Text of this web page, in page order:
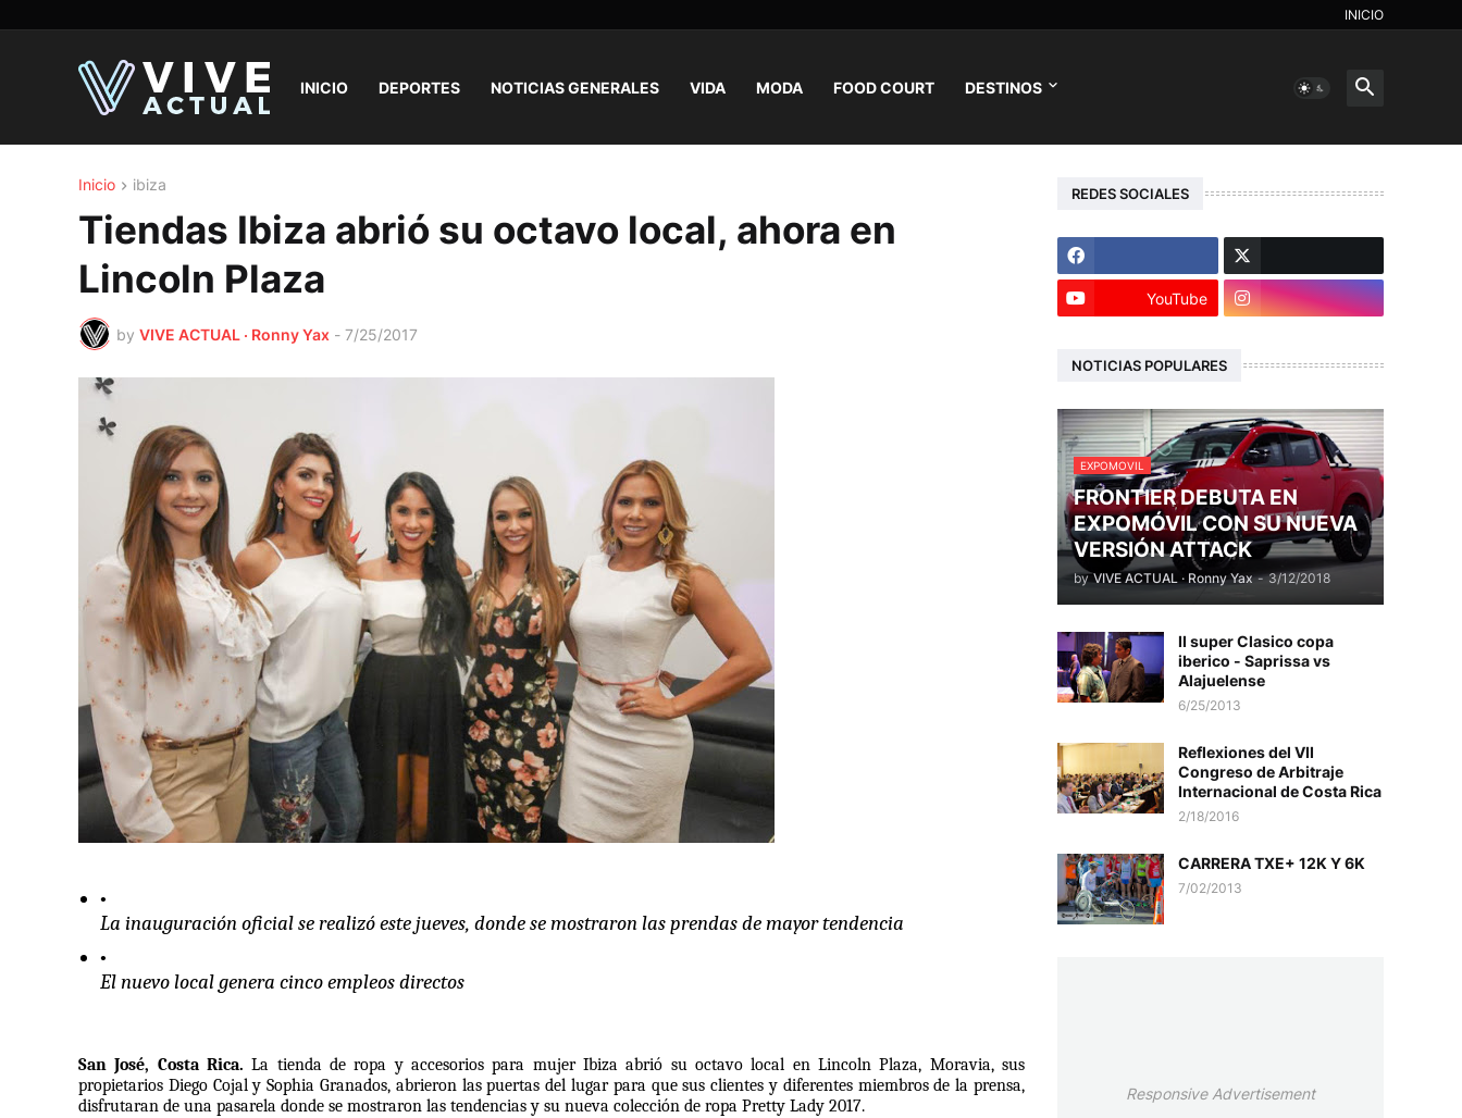
INICIO
INICIO DEPORTES NOTICIAS GENERALES VIDA MODA FOOD COURT DESTINOS
Inicio ibiza
Tiendas Ibiza abrió su octavo local, ahora en
Lincoln Plaza
by VIVE ACTUAL · Ronny Yax - 7/25/2017
La inauguración oficial se realizó este jueves, donde se mostraron las prendas de mayor tendencia
El nuevo local genera cinco empleos directos
San José, Costa Rica. La tienda de ropa y accesorios para mujer Ibiza abrió su octavo local en Lincoln Plaza, Moravia, sus
propietarios Diego Cojal y Sophia Granados, abrieron las puertas del lugar para que sus clientes y diferentes miembros de la prensa,
disfrutaran de una pasarela donde se mostraron las tendencias y su nueva colección de ropa Pretty Lady 2017.
REDES SOCIALES
YouTube
NOTICIAS POPULARES
EXPOMOVIL
FRONTIER DEBUTA EN
EXPOMÓVIL CON SU NUEVA
VERSIÓN ATTACK
by VIVE ACTUAL · Ronny Yax - 3/12/2018
II super Clasico copa
iberico - Saprissa vs
Alajuelense
6/25/2013
Reflexiones del VII
Congreso de Arbitraje
Internacional de Costa Rica
2/18/2016
CARRERA TXE+ 12K Y 6K
7/02/2013
Responsive Advertisement